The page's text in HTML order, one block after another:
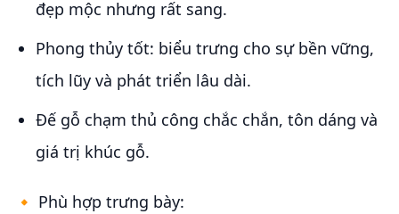
đẹp mộc nhưng rất sang.
Phong thủy tốt: biểu trưng cho sự bền vững,
tích lũy và phát triển lâu dài.
Đế gỗ chạm thủ công chắc chắn, tôn dáng và
giá trị khúc gỗ.
🔸 Phù hợp trưng bày: